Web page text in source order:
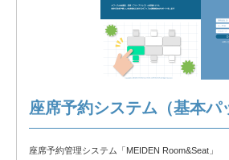
④リスクアセスメントシート
安全情報ポータル 製品説明
◆無料トライアル◆
座席予約システム（基本パ
座席予約管理システム「MEIDEN Room&Seat」